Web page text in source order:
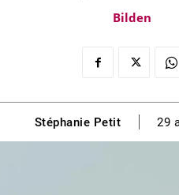
Bilden
Stéphanie Petit 29